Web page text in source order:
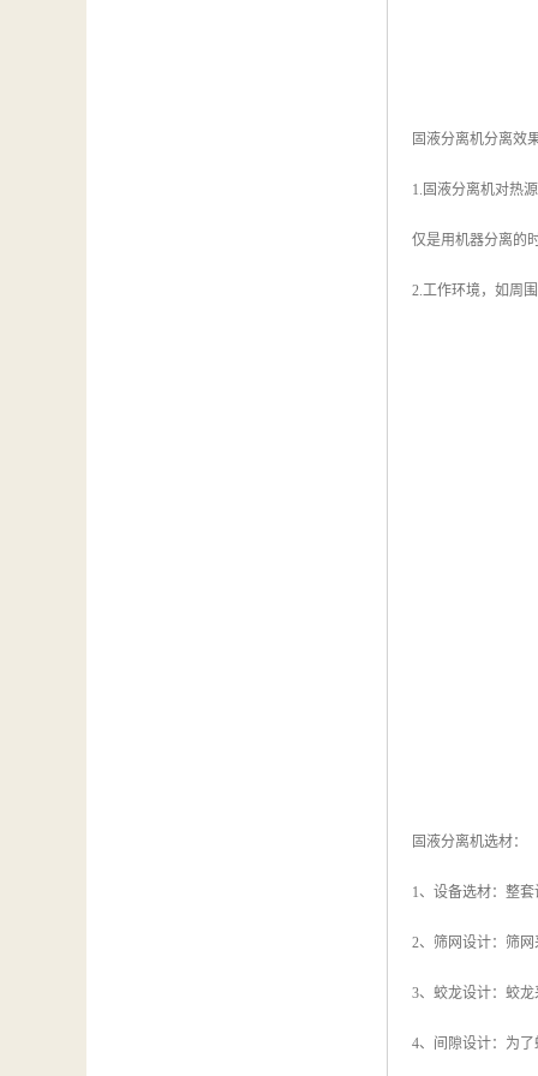
固液分离机分离效
1.固液分离机对热
仅是用机器分离的
2.工作环境，如周
固液分离机选材：
1、设备选材：整
2、筛网设计：筛
3、蛟龙设计：蛟龙
4、间隙设计：为